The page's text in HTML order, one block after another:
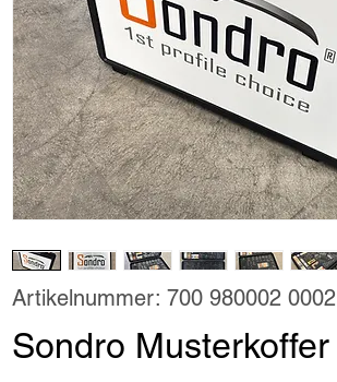
Artikelnummer: 700 980002 0002
Sondro Musterkoffer